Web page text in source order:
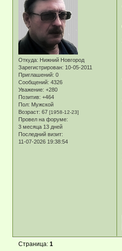
Откуда: Нижний Новгород
Зарегистрирован: 10-05-2011
Приглашений: 0
Сообщений: 4326
Уважение: +280
Позитив: +464
Пол: Мужской
Возраст: 67 [1958-12-23]
Провел на форуме:
3 месяца 13 дней
Последний визит:
11-07-2026 19:38:54
Страница: 1